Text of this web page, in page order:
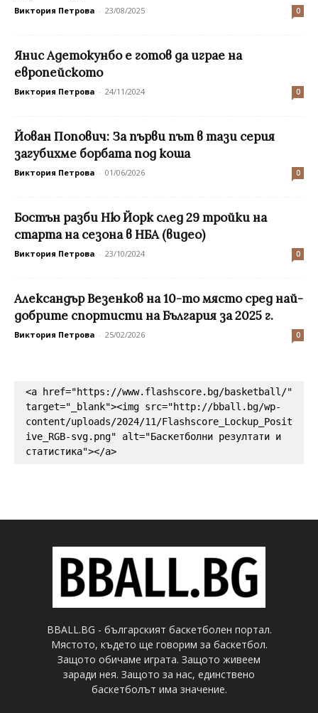
Виктория Петрова - 23/08/2025 0
Янис Адетокунбо е готов да играе на
европейското
Виктория Петрова - 24/11/2024 0
Йован Попович: За първи път в тази серия
загубихме борбата под коша
Виктория Петрова - 01/06/2026 0
Бостън разби Ню Йорк след 29 тройки на
старта на сезона в НБА (видео)
Виктория Петрова - 23/10/2024 0
Александър Везенков на 10-то място сред най-
добрите спортисти на България за 2025 г.
Виктория Петрова - 25/02/2026 0
<a href="https://www.flashscore.bg/basketball/"
target="_blank"><img src="http://bball.bg/wp-
content/uploads/2024/11/Flashscore_Lockup_Posit
ive_RGB-svg.png" alt="Баскетболни резултати и
статистика"></a>
BBALL.BG - българският баскетболен портал.
Мястото, където ще говорим за баскетбол.
Защото обичаме играта. Защото живеем
заради нея. Защото за нас, единствено
баскетболът има значение.